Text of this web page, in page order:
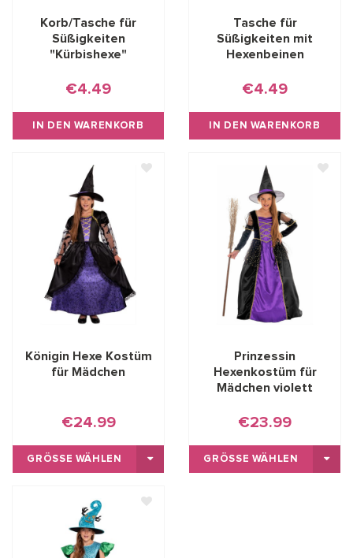
Korb/Tasche für
Süßigkeiten
"Kürbishexe"
€4.49
IN DEN WARENKORB
Tasche für
Süßigkeiten mit
Hexenbeinen
€4.49
IN DEN WARENKORB
Königin Hexe Kostüm
für Mädchen
€24.99
GRÖSSE WÄHLEN
Prinzessin
Hexenkostüm für
Mädchen violett
€23.99
GRÖSSE WÄHLEN